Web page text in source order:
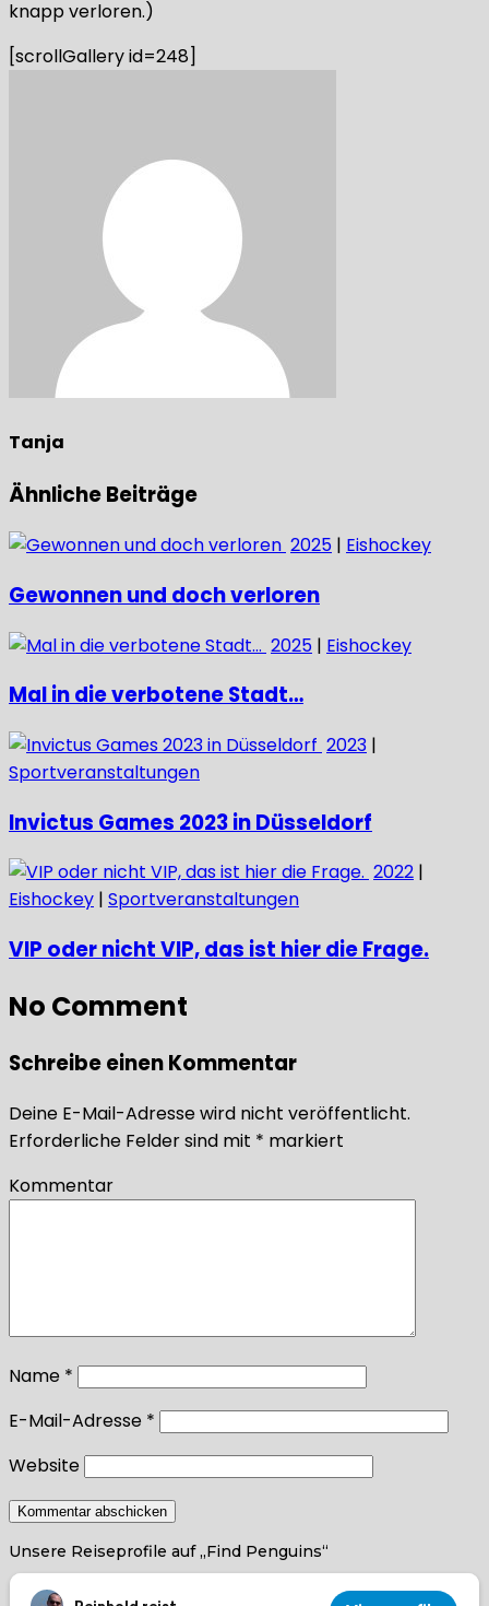
knapp verloren.)
[scrollGallery id=248]
Tanja
Ähnliche Beiträge
2025 | Eishockey
Gewonnen und doch verloren
2025 | Eishockey
Mal in die verbotene Stadt…
2023 |
Sportveranstaltungen
Invictus Games 2023 in Düsseldorf
2022 |
Eishockey | Sportveranstaltungen
VIP oder nicht VIP, das ist hier die Frage.
No Comment
Schreibe einen Kommentar
Deine E-Mail-Adresse wird nicht veröffentlicht.
Erforderliche Felder sind mit * markiert
Kommentar
Name *
E-Mail-Adresse *
Website
Unsere Reiseprofile auf „Find Penguins“